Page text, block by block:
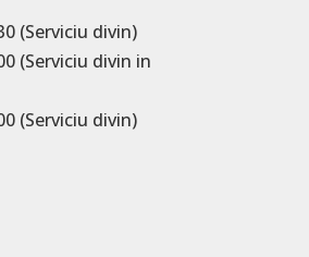
(Serviciu divin)
(Serviciu divin in
(Serviciu divin)